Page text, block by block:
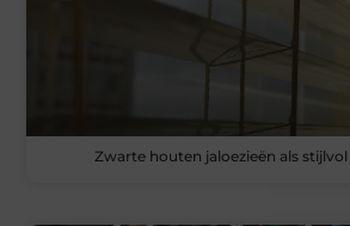
Zwarte houten jaloezieën als